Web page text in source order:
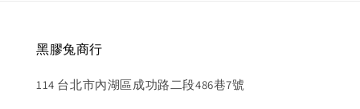
黑膠兔商行
114 台北市內湖區成功路二段486巷7號